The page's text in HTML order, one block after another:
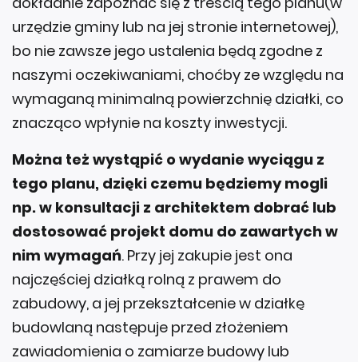
urzędzie gminy lub na jej stronie internetowej),
bo nie zawsze jego ustalenia będą zgodne z
naszymi oczekiwaniami, choćby ze względu na
wymaganą minimalną powierzchnię działki, co
znacząco wpłynie na koszty inwestycji.
Można też wystąpić o wydanie wyciągu z
tego planu, dzięki czemu będziemy mogli
np. w konsultacji z architektem dobrać lub
dostosować projekt domu do zawartych w
nim wymagań. Przy jej zakupie jest ona
najczęściej działką rolną z prawem do
zabudowy, a jej przekształcenie w działkę
budowlaną następuje przed złożeniem
zawiadomienia o zamiarze budowy lub